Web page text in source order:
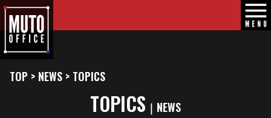
TOP > NEWS > TOPICS
TOPICS ｜NEWS